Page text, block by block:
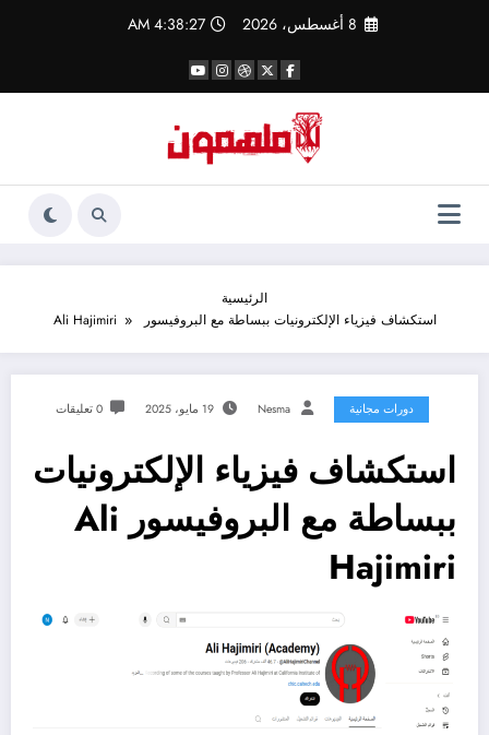
8 أغسطس، 2026 4:38:27 AM
الرئيسية
استكشاف فيزياء الإلكترونيات ببساطة مع البروفيسور Ali Hajimiri
دورات مجانية Nesma 19 مايو، 2025 0 تعليقات
استكشاف فيزياء الإلكترونيات
ببساطة مع البروفيسور Ali
Hajimiri